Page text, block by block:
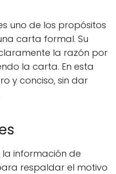
uno de los propósitos
carta formal. Su
la razón por
la carta. En esta
y conciso, sin dar
la información de
respaldar el motivo